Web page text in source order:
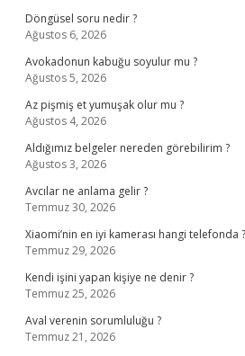
Döngüsel soru nedir ?
Ağustos 6, 2026
Avokadonun kabuğu soyulur mu ?
Ağustos 5, 2026
Az pişmiş et yumuşak olur mu ?
Ağustos 4, 2026
Aldığımız belgeler nereden görebilirim ?
Ağustos 3, 2026
Avcılar ne anlama gelir ?
Temmuz 30, 2026
Xiaomi’nin en iyi kamerası hangi telefonda ?
Temmuz 29, 2026
Kendi işini yapan kişiye ne denir ?
Temmuz 25, 2026
Aval verenin sorumluluğu ?
Temmuz 21, 2026